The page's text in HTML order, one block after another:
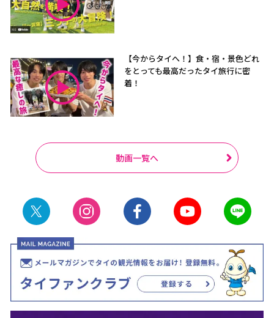
【今からタイへ！】食・宿・景色どれ
をとっても最高だったタイ旅行に密
着！
動画一覧へ